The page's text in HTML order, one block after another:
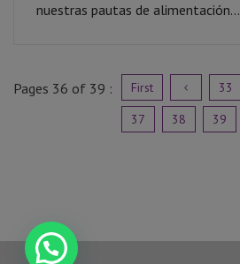
nuestras pautas de alimentación...
Pages 36 of 39 : First 33
37
38 39